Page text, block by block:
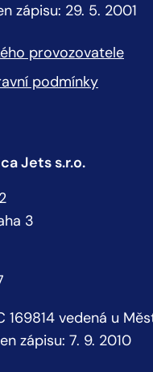
zápisu: 29. 5. 2001
provozovatele
podmínky
Jets s.r.o.
3
169814 vedená u
zápisu: 7. 9. 2010